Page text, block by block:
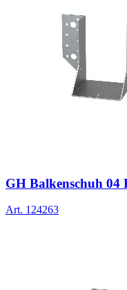
GH Balkenschuh 04
Art. 124263